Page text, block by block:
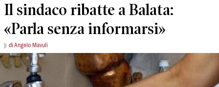
Il sindaco ribatte a Balata:
«Parla senza informarsi»
di Angelo Mavuli